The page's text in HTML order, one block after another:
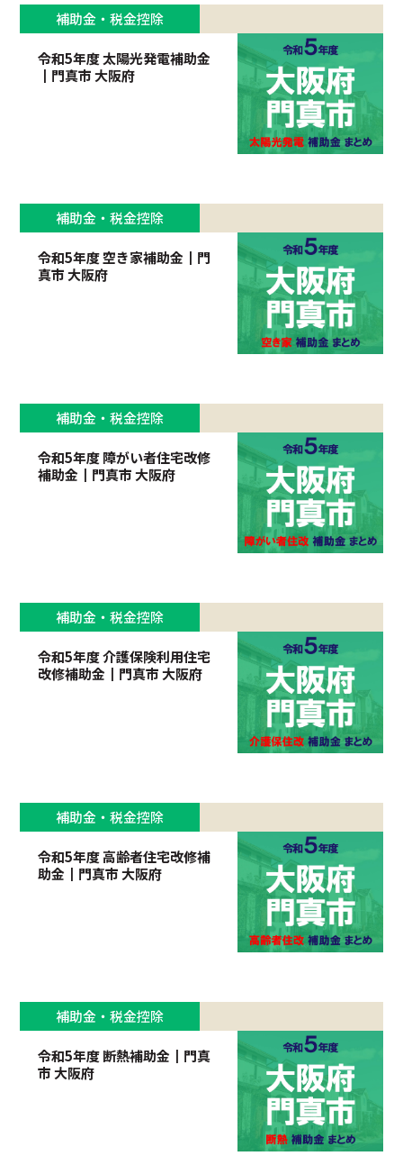
補助金・税金控除
令和5年度 太陽光発電補助金
┃門真市 大阪府
補助金・税金控除
令和5年度 空き家補助金┃門
真市 大阪府
補助金・税金控除
令和5年度 障がい者住宅改修
補助金┃門真市 大阪府
補助金・税金控除
令和5年度 介護保険利用住宅
改修補助金┃門真市 大阪府
補助金・税金控除
令和5年度 高齢者住宅改修補
助金┃門真市 大阪府
補助金・税金控除
令和5年度 断熱補助金┃門真
市 大阪府